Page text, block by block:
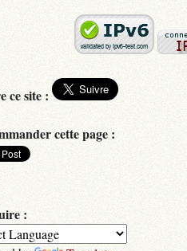
ce site :
cette page :
: